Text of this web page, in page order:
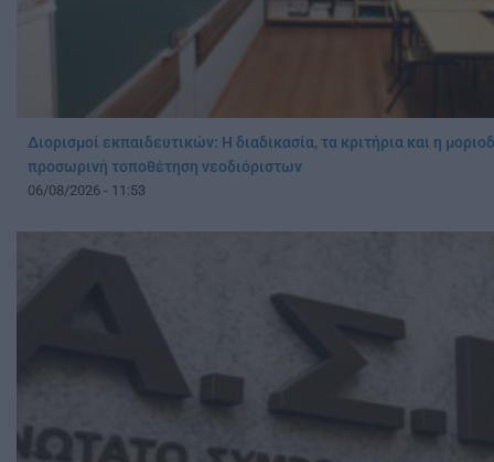
Διορισμοί εκπαιδευτικών: Η διαδικασία, τα κριτήρια και η
προσωρινή τοποθέτηση νεοδιόριστων
06/08/2026 - 11:53